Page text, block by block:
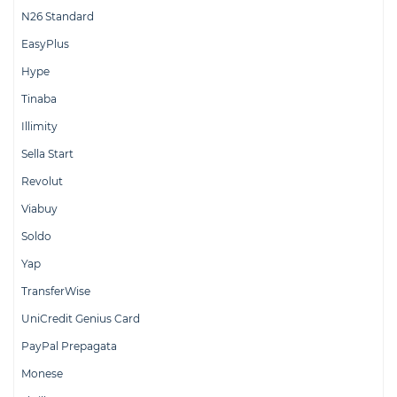
N26 Standard
EasyPlus
Hype
Tinaba
Illimity
Sella Start
Revolut
Viabuy
Soldo
Yap
TransferWise
UniCredit Genius Card
PayPal Prepagata
Monese